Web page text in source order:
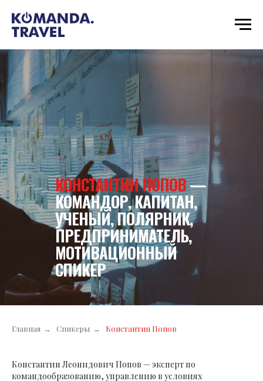
КОНСТАНТИН ПОПОВ—
КОМАНДОР, КАПИТАН,
УЧЕНЫЙ, ПОЛЯРНИК,
ПРЕДПРИНИМАТЕЛЬ,
МОТИВАЦИОННЫЙ
СПИКЕР
Главная → Спикеры → Константин Попов
Константин Леонидович Попов — эксперт по
командообразованию, управлению в условиях